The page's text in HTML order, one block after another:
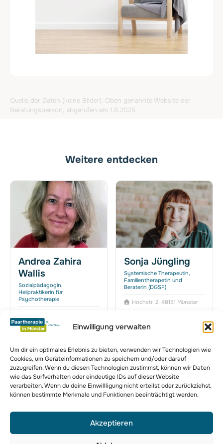
Einwilligung verwalten
Um dir ein optimales Erlebnis zu bieten, verwenden wir Technologien wie
Cookies, um Geräteinformationen zu speichern und/oder darauf
zuzugreifen. Wenn du diesen Technologien zustimmst, können wir Daten
wie das Surfverhalten oder eindeutige IDs auf dieser Website
verarbeiten. Wenn du deine Einwillligung nicht erteilst oder zurückziehst,
können bestimmte Merkmale und Funktionen beeinträchtigt werden.
Akzeptieren
Quelle der Daten (keine Bilder): Oben genannte Website der
Beratungsperson, abgerufen am 1.8.2025
Weitere entdecken
Andrea Zahira
Wallis
Sozialpädagogin,
Heilpraktikerin für
Psychotherapie
Münster
Sonja Jüngling
Systemische Therapeutin,
Familientherapetin und
Beraterin (DGSF)
Hochstr. 2, 48151 Münster
zur Komplettübersicht